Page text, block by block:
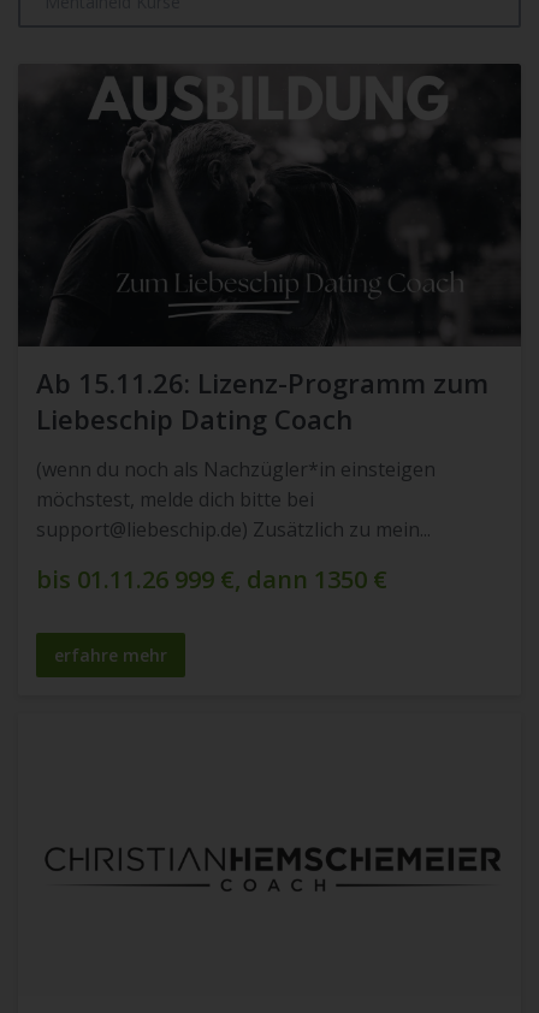
Ab 15.11.26: Lizenz-Programm zum
Liebeschip Dating Coach
(wenn du noch als Nachzügler*in einsteigen
möchstest, melde dich bitte bei
support@liebeschip.de) Zusätzlich zu mein...
bis 01.11.26 999 €, dann 1350 €
erfahre mehr